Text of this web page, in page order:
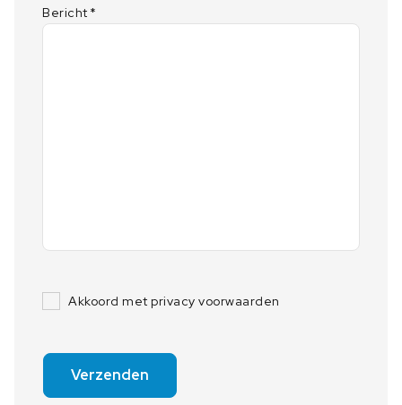
Bericht *
Akkoord met privacy voorwaarden
Verzenden